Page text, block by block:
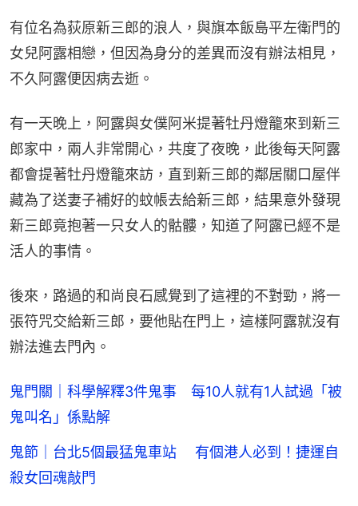
有位名為荻原新三郎的浪人，與旗本飯島平左衛門的
女兒阿露相戀，但因為身分的差異而沒有辦法相見，
不久阿露便因病去逝。
有一天晚上，阿露與女僕阿米提著牡丹燈籠來到新三
郎家中，兩人非常開心，共度了夜晚，此後每天阿露
都會提著牡丹燈籠來訪，直到新三郎的鄰居關口屋伴
藏為了送妻子補好的蚊帳去給新三郎，結果意外發現
新三郎竟抱著一只女人的骷髏，知道了阿露已經不是
活人的事情。
後來，路過的和尚良石感覺到了這裡的不對勁，將一
張符咒交給新三郎，要他貼在門上，這樣阿露就沒有
辦法進去門內。
鬼門關｜科學解釋3件鬼事 每10人就有1人試過「被
鬼叫名」係點解
鬼節｜台北5個最猛鬼車站 有個港人必到！捷運自
殺女回魂敲門